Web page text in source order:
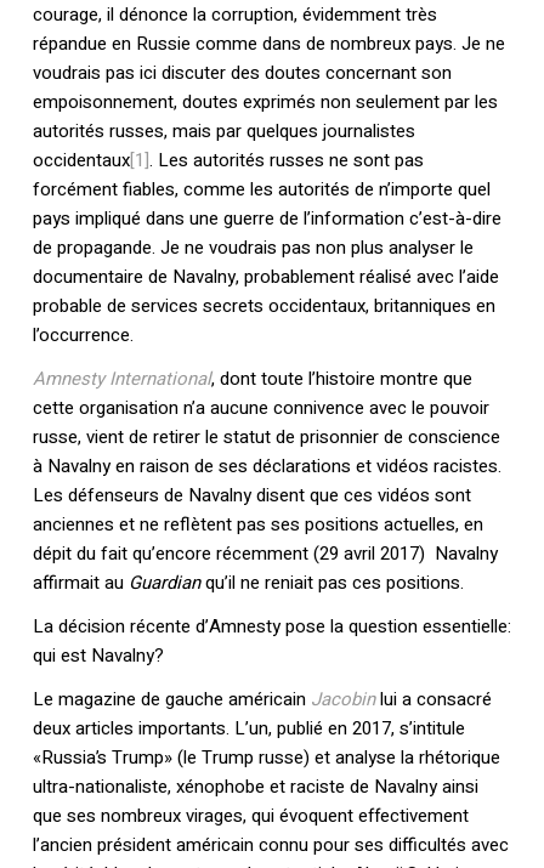
courage, il dénonce la corruption, évidemment très
répandue en Russie comme dans de nombreux pays. Je ne
voudrais pas ici discuter des doutes concernant son
empoisonnement, doutes exprimés non seulement par les
autorités russes, mais par quelques journalistes
occidentaux[1]. Les autorités russes ne sont pas
forcément fiables, comme les autorités de n’importe quel
pays impliqué dans une guerre de l’information c’est-à-dire
de propagande. Je ne voudrais pas non plus analyser le
documentaire de Navalny, probablement réalisé avec l’aide
probable de services secrets occidentaux, britanniques en
l’occurrence.
Amnesty International, dont toute l’histoire montre que
cette organisation n’a aucune connivence avec le pouvoir
russe, vient de retirer le statut de prisonnier de conscience
à Navalny en raison de ses déclarations et vidéos racistes.
Les défenseurs de Navalny disent que ces vidéos sont
anciennes et ne reflètent pas ses positions actuelles, en
dépit du fait qu’encore récemment (29 avril 2017) Navalny
affirmait au Guardianqu’il ne reniait pas ces positions.
La décision récente d’Amnesty pose la question essentielle:
qui est Navalny?
Le magazine de gauche américain Jacobinlui a consacré
deux articles importants. L’un, publié en 2017, s’intitule
«Russia’s Trump» (le Trump russe) et analyse la rhétorique
ultra-nationaliste, xénophobe et raciste de Navalny ainsi
que ses nombreux virages, qui évoquent effectivement
l’ancien président américain connu pour ses difficultés avec